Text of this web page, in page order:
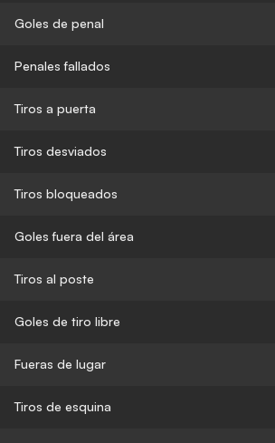
Goles de penal
Penales fallados
Tiros a puerta
Tiros desviados
Tiros bloqueados
Goles fuera del área
Tiros al poste
Goles de tiro libre
Fueras de lugar
Tiros de esquina